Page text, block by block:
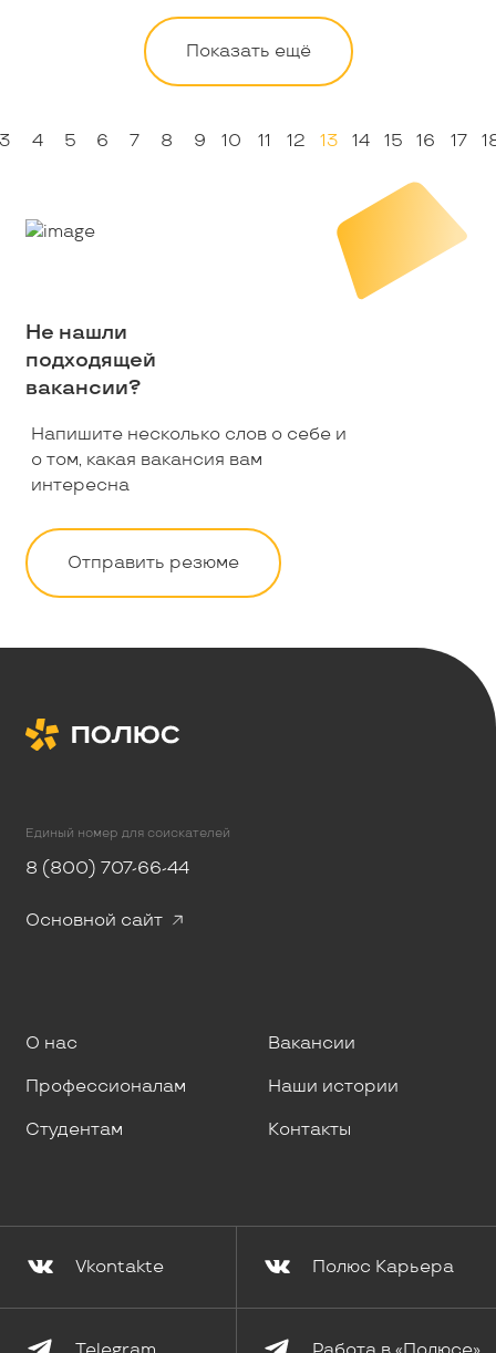
Показать ещё
3 4 5 6 7 8 9 10 11 12 13 14 15 16 17
Не нашли
подходящей
вакансии?
Напишите несколько слов о себе и
о том, какая вакансия вам
интересна
Отправить резюме
Единый номер для соискателей
8 (800) 707-66-44
Основной сайт
О нас Вакансии
Профессионалам Наши истории
Студентам Контакты
Vkontakte Полюс Карьера